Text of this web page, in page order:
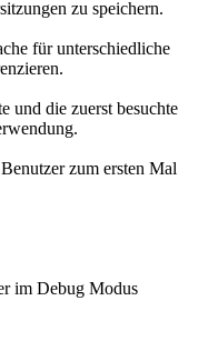
zu speichern.
für unterschiedliche
und die zuerst besuchte
zum ersten Mal
im Debug Modus